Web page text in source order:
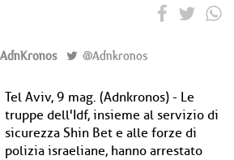
AdnKronos @Adnkronos
Tel Aviv, 9 mag. (Adnkronos) - Le
truppe dell'Idf, insieme al servizio di
sicurezza Shin Bet e alle forze di
polizia israeliane, hanno arrestato